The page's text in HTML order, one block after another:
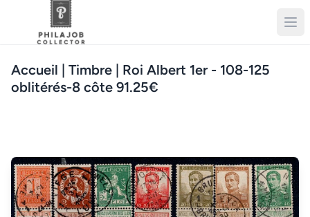
Accueil | Timbre | Roi Albert 1er - 108-125
oblitérés-8 côte 91.25€